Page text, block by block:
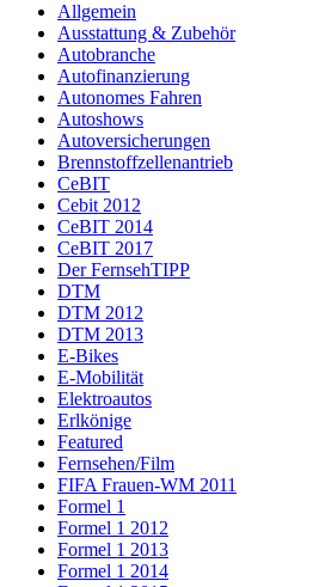
Allgemein
Ausstattung & Zubehör
Autobranche
Autofinanzierung
Autonomes Fahren
Autoshows
Autoversicherungen
Brennstoffzellenantrieb
CeBIT
Cebit 2012
CeBIT 2014
CeBIT 2017
Der FernsehTIPP
DTM
DTM 2012
DTM 2013
E-Bikes
E-Mobilität
Elektroautos
Erlkönige
Featured
Fernsehen/Film
FIFA Frauen-WM 2011
Formel 1
Formel 1 2012
Formel 1 2013
Formel 1 2014